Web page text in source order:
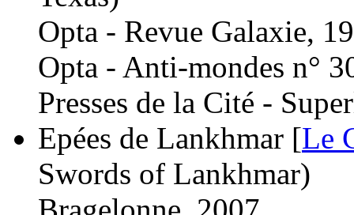
Opta - Revue Galaxie,
Opta - Anti-mondes n°
Presses de la Cité -
Epées de Lankhmar [Le
Swords of Lankhmar)